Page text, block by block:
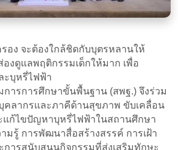
อง จะต้องใกล้ชิดกับบุตรหลานให้
งดูแลพฤติกรรมเด็กให้มาก เพื่อ
ะบุหรี่ไฟฟ้า
ารการศึกษาขั้นพื้นฐาน (สพฐ.) จึงร่วม
คลากรและภาคีด้านสุขภาพ ขับเคลื่อน
แก้ไขปัญหาบุหรี่ไฟฟ้าในสถานศึกษา
มรู้ การพัฒนาสื่อสร้างสรรค์ การเฝ้า
ะการสนับสนุนกิจกรรมที่ส่งเสริมทักษะ